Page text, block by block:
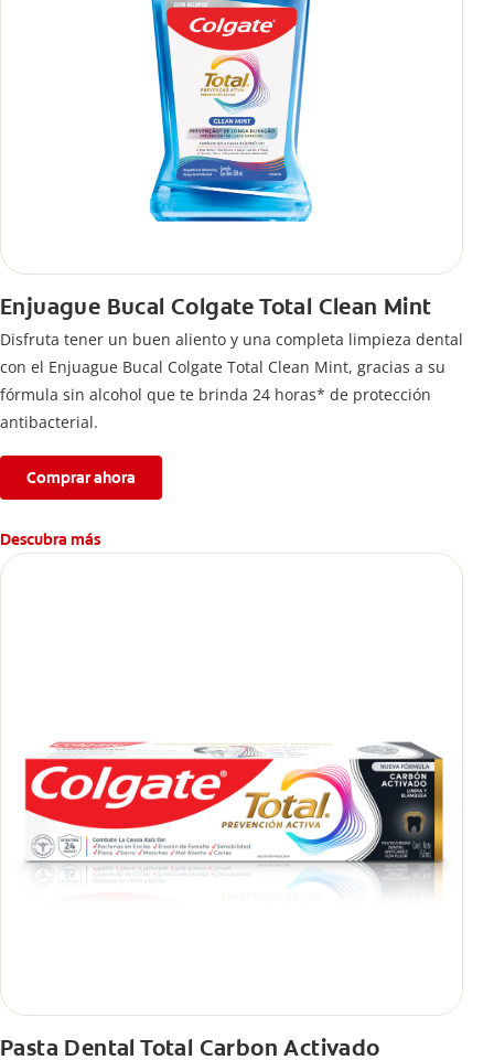
Enjuague Bucal Colgate Total Clean Mint
Disfruta tener un buen aliento y una completa limpieza dental
con el Enjuague Bucal Colgate Total Clean Mint, gracias a su
fórmula sin alcohol que te brinda 24 horas* de protección
antibacterial.
Comprar ahora
Descubra más
Pasta Dental Total Carbon Activado